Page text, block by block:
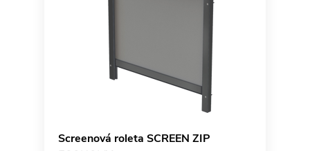
Screenová roleta SCREEN ZIP